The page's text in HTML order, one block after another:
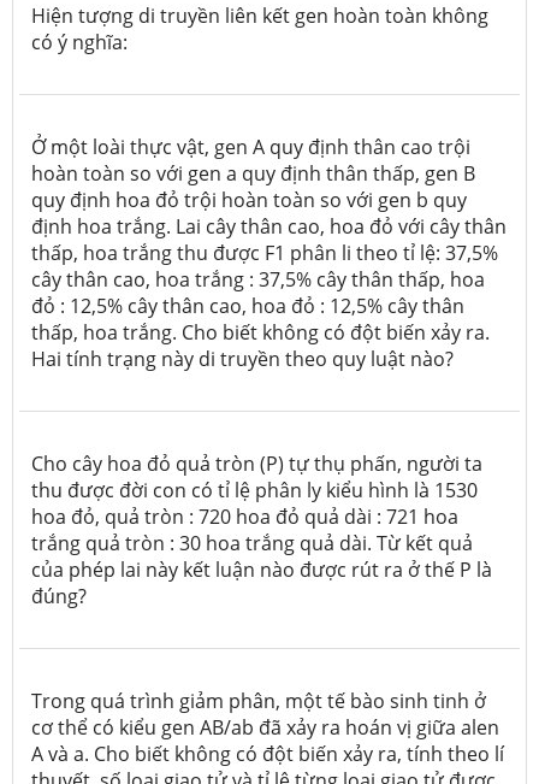
Hiện tượng di truyền liên kết gen hoàn toàn không
có ý nghĩa:
Ở một loài thực vật, gen A quy định thân cao trội
hoàn toàn so với gen a quy định thân thấp, gen B
quy định hoa đỏ trội hoàn toàn so với gen b quy
định hoa trắng. Lai cây thân cao, hoa đỏ với cây thân
thấp, hoa trắng thu được F1 phân li theo tỉ lệ: 37,5%
cây thân cao, hoa trắng : 37,5% cây thân thấp, hoa
đỏ : 12,5% cây thân cao, hoa đỏ : 12,5% cây thân
thấp, hoa trắng. Cho biết không có đột biến xảy ra.
Hai tính trạng này di truyền theo quy luật nào?
Cho cây hoa đỏ quả tròn (P) tự thụ phấn, người ta
thu được đời con có tỉ lệ phân ly kiểu hình là 1530
hoa đỏ, quả tròn : 720 hoa đỏ quả dài : 721 hoa
trắng quả tròn : 30 hoa trắng quả dài. Từ kết quả
của phép lai này kết luận nào được rút ra ở thế P là
đúng?
Trong quá trình giảm phân, một tế bào sinh tinh ở
cơ thể có kiểu gen AB/ab đã xảy ra hoán vị giữa alen
A và a. Cho biết không có đột biến xảy ra, tính theo lí